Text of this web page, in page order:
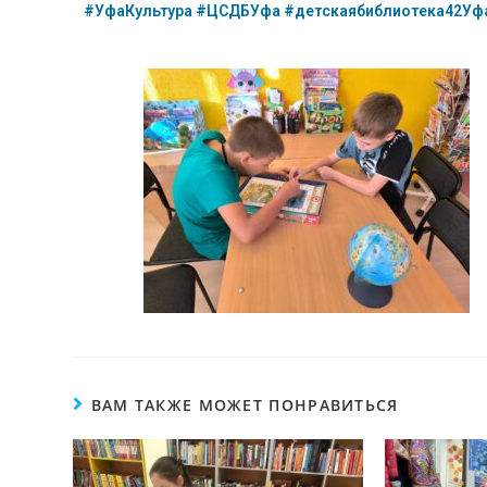
#УфаКультура #ЦСДБУфа
ВАМ ТАКЖЕ МОЖЕТ ПОНРАВИТЬСЯ